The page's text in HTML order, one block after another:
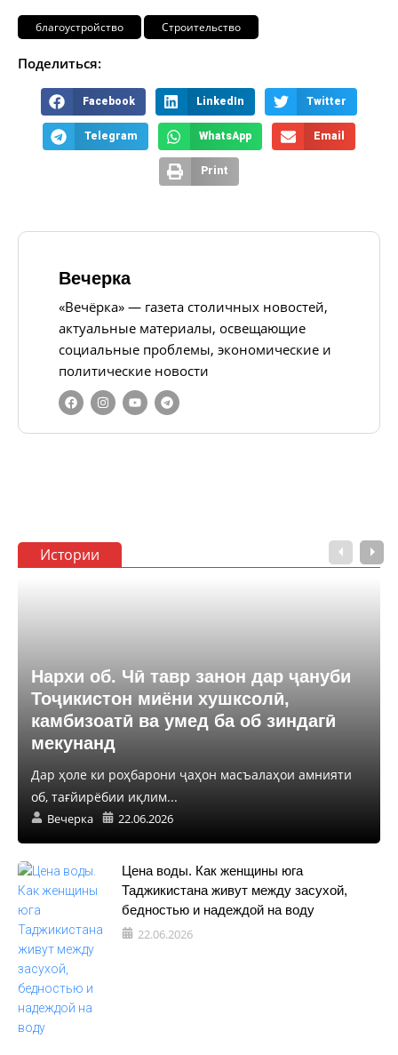
благоустройство Строительство
Поделиться:
Facebook LinkedIn Twitter
Telegram WhatsApp Email
Print
Вечерка
«Вечёрка» — газета столичных новостей,
актуальные материалы, освещающие
социальные проблемы, экономические и
политические новости
Истории
Нархи об. Чӣ тавр занон дар ҷануби
Тоҷикистон миёни хушксолӣ,
камбизоатӣ ва умед ба об зиндагӣ
мекунанд
Дар ҳоле ки роҳбарони ҷаҳон масъалаҳои амнияти
об, тағйирёбии иқлим...
Вечерка 22.06.2026
Цена воды. Как женщины юга
Таджикистана живут между засухой,
бедностью и надеждой на воду
22.06.2026